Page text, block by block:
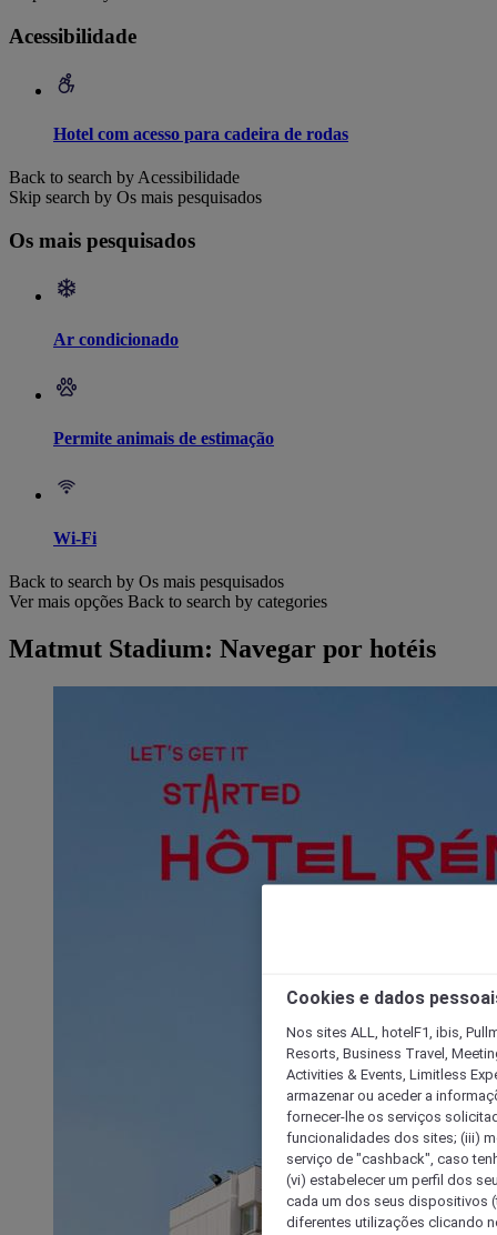
Acessibilidade
Hotel com acesso para cadeira de rodas
Back to search by Acessibilidade
Skip search by Os mais pesquisados
Os mais pesquisados
Ar condicionado
Permite animais de estimação
Wi-Fi
Back to search by Os mais pesquisados
Ver mais opções Back to search by categories
Matmut Stadium: Navegar por hotéis
Cookies e dados
Nos sites ALL, hotelF1, ibis,
Resorts, Business Travel,
Activities & Events, Limitless
armazenar ou aceder a
fornecer-lhe os serviços
funcionalidades dos sites; (iii)
serviço de "cashback", caso
(vi) estabelecer um perfil dos
cada um dos seus dispositivos
diferentes utilizações clicando